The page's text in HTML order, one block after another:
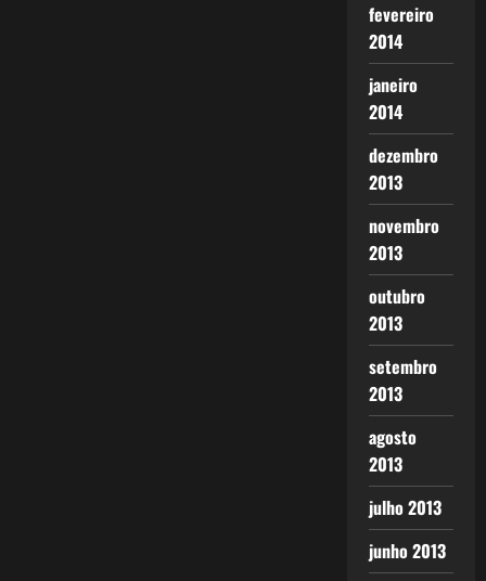
fevereiro
2014
janeiro
2014
dezembro
2013
novembro
2013
outubro
2013
setembro
2013
agosto
2013
julho 2013
junho 2013